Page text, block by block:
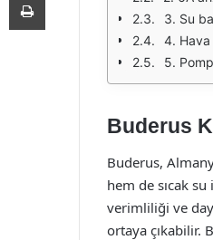
3. Su
4. Hava
5.
Buderus
Buderus,
hem de sıcak
verimliliği ve
ortaya çıkabilir.